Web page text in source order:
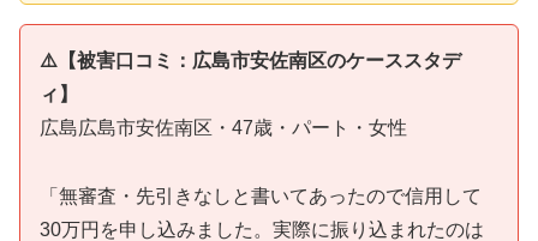
⚠️【被害口コミ：広島市安佐南区のケーススタデ
ィ】
広島広島市安佐南区・47歳・パート・女性
「無審査・先引きなしと書いてあったので信用して
30万円を申し込みました。実際に振り込まれたのは